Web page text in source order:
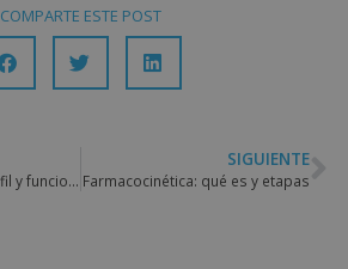
COMPARTE ESTE POST
Content Manager: perfil y funciones de este profesional
SIGUIENTE
Farmacocinética: qué es y etapas